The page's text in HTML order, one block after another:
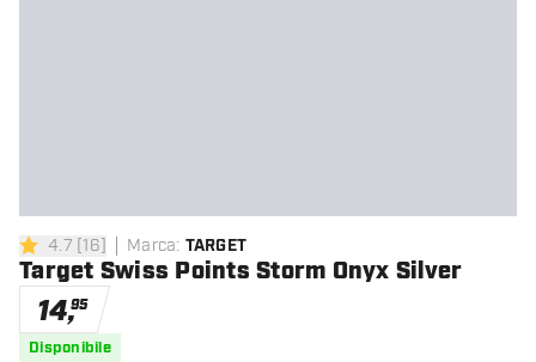
4.7 stelle di valutazione
4.7 [16] Marca: TARGET
Target Swiss Points Storm Onyx Silver
14,95
Disponibile